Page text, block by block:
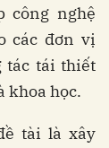
công nghệ
các đơn vị
tác tái thiết
khoa học.
tài là xây